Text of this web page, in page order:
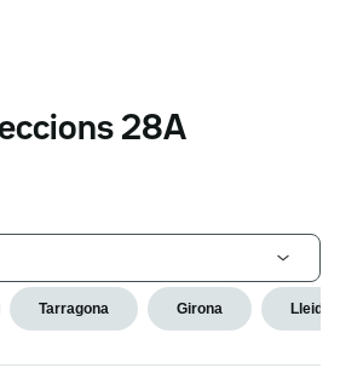
28A
Tarragona Girona Lleida